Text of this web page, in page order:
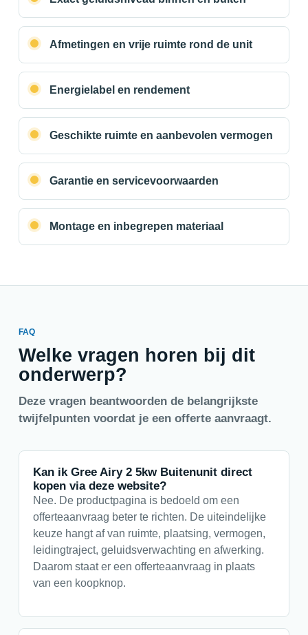
Afmetingen en vrije ruimte rond de unit
Energielabel en rendement
Geschikte ruimte en aanbevolen vermogen
Garantie en servicevoorwaarden
Montage en inbegrepen materiaal
FAQ
Welke vragen horen bij dit
onderwerp?
Deze vragen beantwoorden de belangrijkste
twijfelpunten voordat je een offerte aanvraagt.
Kan ik Gree Airy 2 5kw Buitenunit direct
kopen via deze website?
Nee. De productpagina is bedoeld om een
offerteaanvraag beter te richten. De uiteindelijke
keuze hangt af van ruimte, plaatsing, vermogen,
leidingtraject, geluidsverwachting en afwerking.
Daarom staat er een offerteaanvraag in plaats
van een koopknop.